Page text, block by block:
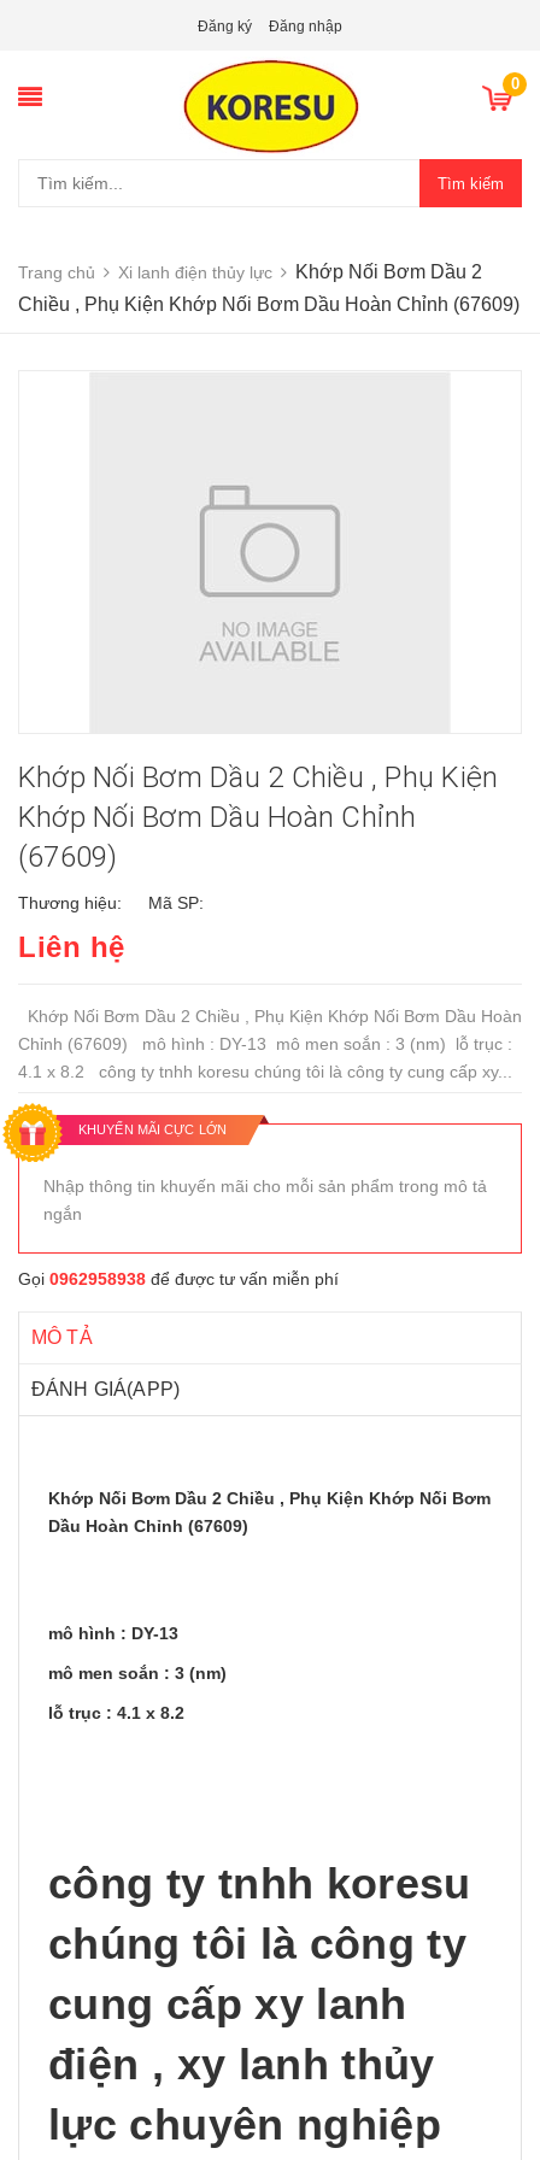
Đăng ký Đăng nhập
0
Tìm kiếm
Trang chủ Xi lanh điện thủy lực
Khớp Nối Bơm Dầu 2
Chiều , Phụ Kiện Khớp Nối Bơm Dầu Hoàn Chỉnh (67609)
Khớp Nối Bơm Dầu 2 Chiều , Phụ Kiện
Khớp Nối Bơm Dầu Hoàn Chỉnh
(67609)
Thương hiệu: Mã SP:
Liên hệ
Khớp Nối Bơm Dầu 2 Chiều , Phụ Kiện Khớp Nối Bơm Dầu Hoàn
Chỉnh (67609) mô hình : DY-13 mô men soắn : 3 (nm) lỗ trục :
4.1 x 8.2 công ty tnhh koresu chúng tôi là công ty cung cấp xy...
KHUYẾN MÃI CỰC LỚN
Nhập thông tin khuyến mãi cho mỗi sản phẩm trong mô tả
ngắn
Gọi 0962958938 để được tư vấn miễn phí
MÔ TẢ
ĐÁNH GIÁ(APP)
Khớp Nối Bơm Dầu 2 Chiều , Phụ Kiện Khớp Nối Bơm
Dầu Hoàn Chỉnh (67609)
mô hình : DY-13
mô men soắn : 3 (nm)
lỗ trục : 4.1 x 8.2
công ty tnhh koresu
chúng tôi là công ty
cung cấp xy lanh
điện , xy lanh thủy
lực chuyên nghiệp